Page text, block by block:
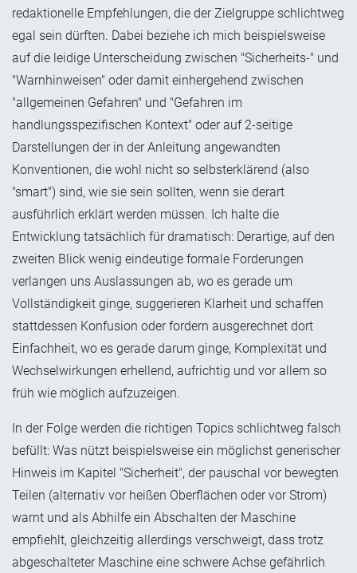
redaktionelle Empfehlungen, die der Zielgruppe schlichtweg
egal sein dürften. Dabei beziehe ich mich beispielsweise
auf die leidige Unterscheidung zwischen "Sicherheits-" und
"Warnhinweisen" oder damit einhergehend zwischen
"allgemeinen Gefahren" und "Gefahren im
handlungsspezifischen Kontext" oder auf 2-seitige
Darstellungen der in der Anleitung angewandten
Konventionen, die wohl nicht so selbsterklärend (also
"smart") sind, wie sie sein sollten, wenn sie derart
ausführlich erklärt werden müssen. Ich halte die
Entwicklung tatsächlich für dramatisch: Derartige, auf den
zweiten Blick wenig eindeutige formale Forderungen
verlangen uns Auslassungen ab, wo es gerade um
Vollständigkeit ginge, suggerieren Klarheit und schaffen
stattdessen Konfusion oder fordern ausgerechnet dort
Einfachheit, wo es gerade darum ginge, Komplexität und
Wechselwirkungen erhellend, aufrichtig und vor allem so
früh wie möglich aufzuzeigen.
In der Folge werden die richtigen Topics schlichtweg falsch
befüllt: Was nützt beispielsweise ein möglichst generischer
Hinweis im Kapitel "Sicherheit", der pauschal vor bewegten
Teilen (alternativ vor heißen Oberflächen oder vor Strom)
warnt und als Abhilfe ein Abschalten der Maschine
empfiehlt, gleichzeitig allerdings verschweigt, dass trotz
abgeschalteter Maschine eine schwere Achse gefährlich